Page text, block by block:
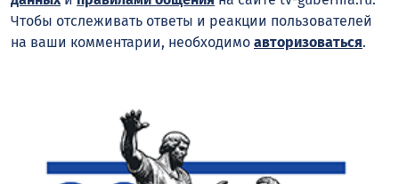
Чтобы отслеживать ответы и реакции пользователей
на ваши комментарии, необходимо авторизоваться.